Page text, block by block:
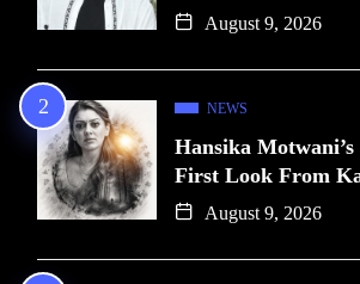
August 9, 2026
NEWS
Hansika
First Look From
August 9, 2026